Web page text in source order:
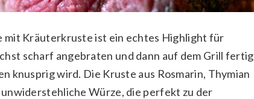
mit Kräuterkruste ist ein echtes Highlight für
scharf angebraten und dann auf dem Grill fertig
knusprig wird. Die Kruste aus Rosmarin, Thymian
Würze, die perfekt zu der